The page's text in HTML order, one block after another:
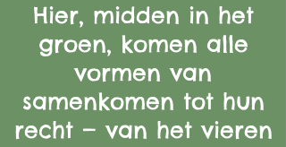
Hier, midden in het
groen, komen alle
vormen van
samenkomen tot hun
recht — van het vieren